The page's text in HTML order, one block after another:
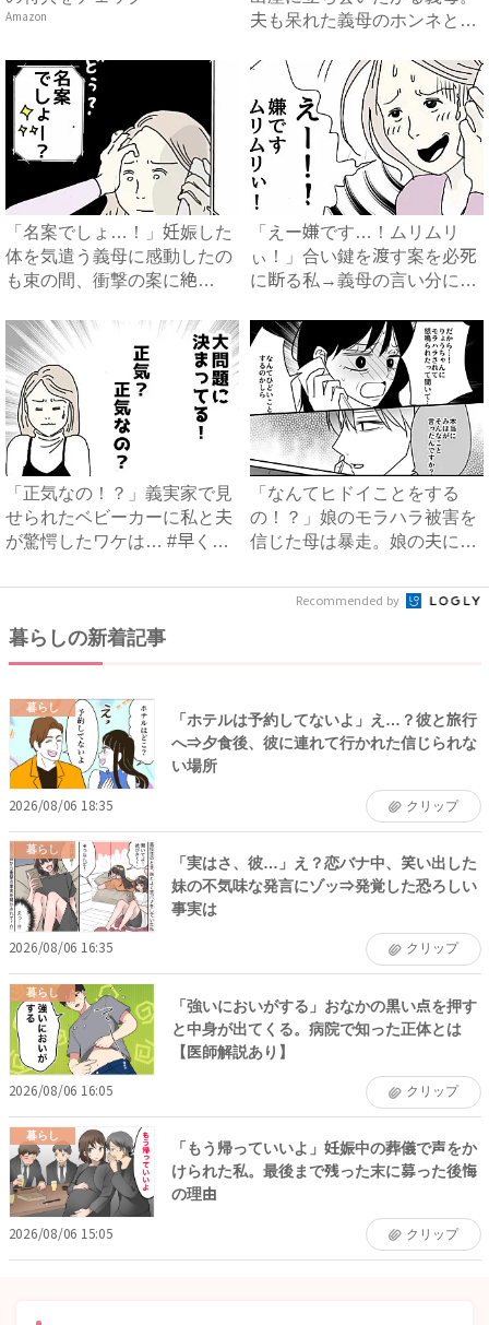
Amazon
夫も呆れた義母のホンネと
「名案でしょ…！」妊娠した
体を気遣う義母に感動したの
も束の間、衝撃の案に絶
「えー嫌です…！ムリムリ
ぃ！」合い鍵を渡す案を必死
に断る私→義母の言い分にあ
「正気なの！？」義実家で見
せられたベビーカーに私と夫
が驚愕したワケは… #早く
「なんてヒドイことをする
の！？」娘のモラハラ被害を
信じた母は暴走。娘の夫に電
Recommended by
暮らしの新着記事
暮らし
「ホテルは予約してないよ」え…？彼と旅行
へ⇒夕食後、彼に連れて行かれた信じられな
い場所
2026/08/06 18:35 クリップ
暮らし
「実はさ、彼…」え？恋バナ中、笑い出した
妹の不気味な発言にゾッ⇒発覚した恐ろしい
事実は
2026/08/06 16:35 クリップ
暮らし
「強いにおいがする」おなかの黒い点を押す
と中身が出てくる。病院で知った正体とは
【医師解説あり】
2026/08/06 16:05 クリップ
暮らし
「もう帰っていいよ」妊娠中の葬儀で声をか
けられた私。最後まで残った末に募った後悔
の理由
2026/08/06 15:05 クリップ